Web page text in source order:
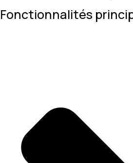
Fonctionnalités